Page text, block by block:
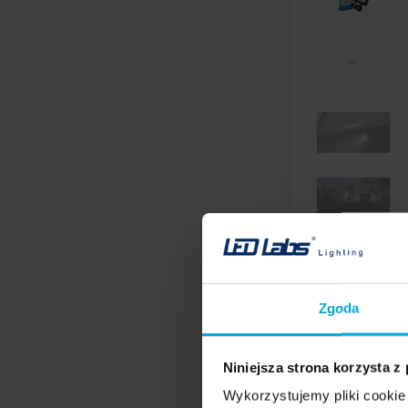
Zgoda
Niniejsza strona korzysta z
Wykorzystujemy pliki